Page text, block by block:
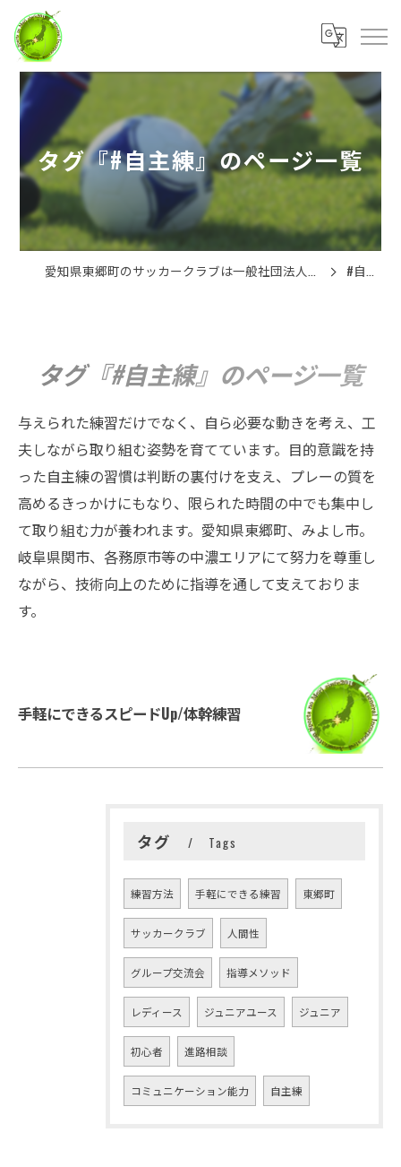
タグ『#自主練』のページ一覧
愛知県東郷町のサッカークラブは一般社団法人スポーツの杜 #自主練
タグ『#自主練』のページ一覧
与えられた練習だけでなく、自ら必要な動きを考え、工
夫しながら取り組む姿勢を育てています。目的意識を持
った自主練の習慣は判断の裏付けを支え、プレーの質を
高めるきっかけにもなり、限られた時間の中でも集中し
て取り組む力が養われます。愛知県東郷町、みよし市。
岐阜県関市、各務原市等の中濃エリアにて努力を尊重し
ながら、技術向上のために指導を通して支えておりま
す。
手軽にできるスピードUp/体幹練習
タグ Tags
練習方法 手軽にできる練習 東郷町
サッカークラブ 人間性
グループ交流会 指導メソッド
レディース ジュニアユース ジュニア
初心者 進路相談
コミュニケーション能力 自主練